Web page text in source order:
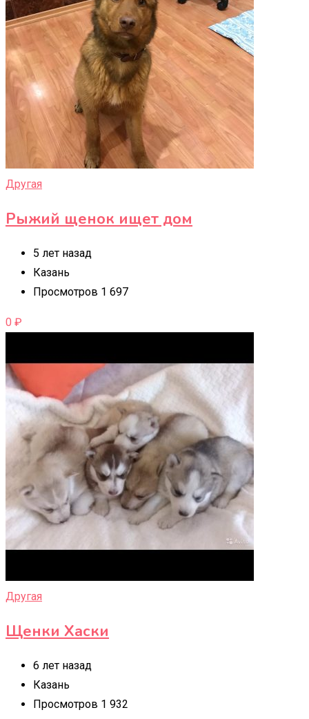
Другая
Рыжий щенок ищет дом
5 лет назад
Казань
Просмотров 1 697
0 ₽
Другая
Щенки Хаски
6 лет назад
Казань
Просмотров 1 932